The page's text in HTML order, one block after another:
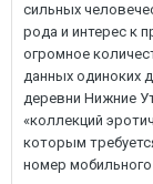
сильных
рода и интерес к
огромное
данных одиноких
деревни Нижние
«коллекций
которым
номер